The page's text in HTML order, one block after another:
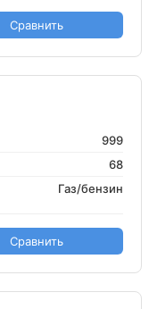
Сравнить
999
68
Газ/бензин
Сравнить